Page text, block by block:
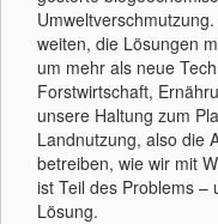
weiten, die Lösungen
um mehr als neue
Forstwirtschaft,
unsere Haltung zum
Landnutzung, also die
betreiben, wie wir mit
ist Teil des Problems –
Lösung.